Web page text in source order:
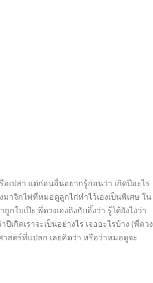
เปล่า แต่ก่อนอื่นอยากรู้ก่อนว่า เกิดปีอะไร
าจิกไพ่ที่หมอดูลูกไก่ทำไว้เองเป็นพิเศษ ใน
ใบเป๊ะ พี่ดวงเฮงถึงกับอึ้งว่า รู้ได้ยังไงว่า
กิดเราจะเป็นอย่างไร เจออะไรบ้าง (พี่ดวง
าสตร์ที่แปลก เลยคิดว่า หรือว่าหมอดูจะ